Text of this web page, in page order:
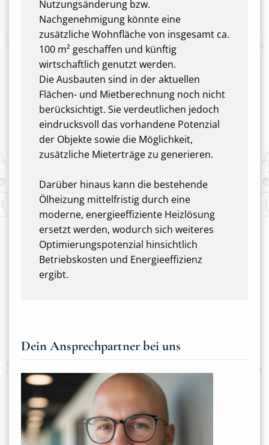
Nutzungsänderung bzw.
Nachgenehmigung könnte eine
zusätzliche Wohnfläche von insgesamt ca.
100 m² geschaffen und künftig
wirtschaftlich genutzt werden.
Die Ausbauten sind in der aktuellen
Flächen- und Mietberechnung noch nicht
berücksichtigt. Sie verdeutlichen jedoch
eindrucksvoll das vorhandene Potenzial
der Objekte sowie die Möglichkeit,
zusätzliche Mieterträge zu generieren.
Darüber hinaus kann die bestehende
Ölheizung mittelfristig durch eine
moderne, energieeffiziente Heizlösung
ersetzt werden, wodurch sich weiteres
Optimierungspotenzial hinsichtlich
Betriebskosten und Energieeffizienz
ergibt.
Dein Ansprechpartner bei uns